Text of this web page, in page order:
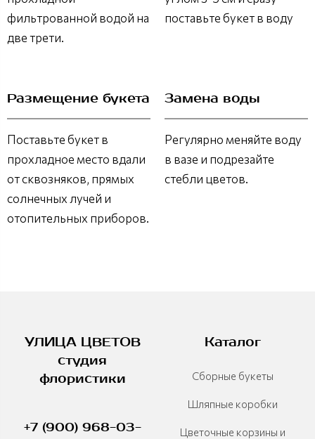
фильтрованной водой на
две трети.
поставьте букет в воду
Размещение букета
Поставьте букет в
прохладное место вдали
от сквозняков, прямых
солнечных лучей и
отопительных приборов.
Замена воды
Регулярно меняйте воду
в вазе и подрезайте
стебли цветов.
УЛИЦА ЦВЕТОВ
студия
флористики
+7 (900) 968-03-
Каталог
Сборные букеты
Шляпные коробки
Цветочные корзины и